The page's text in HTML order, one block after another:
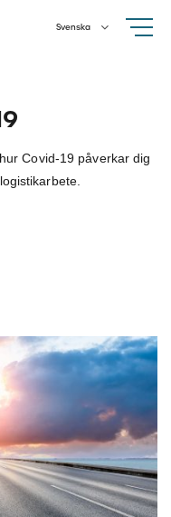
Svenska
Covid-19 påverkar dig